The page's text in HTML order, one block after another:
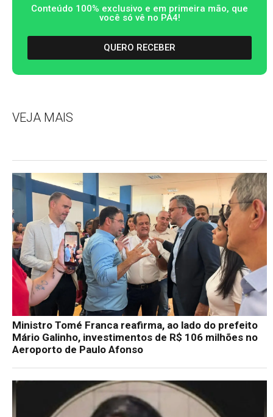
Conteúdo 100% exclusivo e em primeira mão, que
você só vê no PA4!
QUERO RECEBER
VEJA MAIS
Ministro Tomé Franca reafirma, ao lado do prefeito
Mário Galinho, investimentos de R$ 106 milhões no
Aeroporto de Paulo Afonso